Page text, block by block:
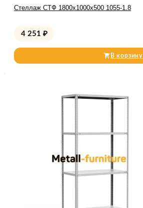
Стеллаж СТФ 1800x1000x500 1055-1.8
4 251 ₽
В корзину